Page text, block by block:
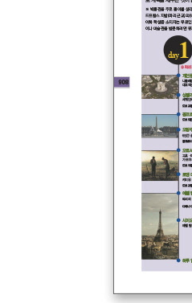
출발 전 준비
유럽의 교통
유럽 현지 정보
출입국
자신만만 알림판
여행 회화 & INDEX